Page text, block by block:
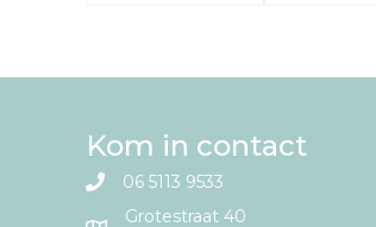
Kom in contact
06 5113 9533
Grotestraat 40